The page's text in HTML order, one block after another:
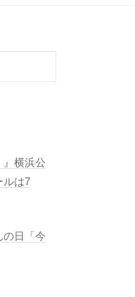
』横浜公
ルは7
の日「今